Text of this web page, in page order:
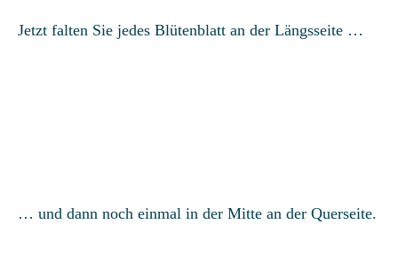
Jetzt falten Sie jedes Blütenblatt an der Längsseite …
… und dann noch einmal in der Mitte an der Querseite.